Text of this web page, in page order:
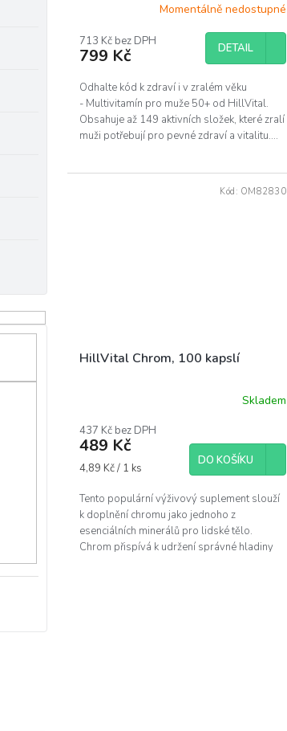
Momentálně nedostupné
713 Kč bez DPH
799 Kč DETAIL
Odhalte kód k zdraví i v zralém věku
- Multivitamín pro muže 50+ od HillVital.
Obsahuje až 149 aktivních složek, které zralí
muži potřebují pro pevné zdraví a vitalitu....
HillVital Chrom, 100 kapslí
Skladem
437 Kč bez DPH
489 Kč
Měrná
4,89 Kč / 1 ks
DO KOŠÍKU
Tento populární výživový suplement slouží
k doplnění chromu jako jednoho z
esenciálních minerálů pro lidské tělo.
Chrom přispívá k udržení správné hladiny
Kód: OM82830